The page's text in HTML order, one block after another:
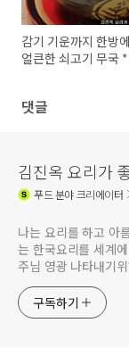
감기 기운까지 한방
얼큰한 쇠고기 무
댓글
김진옥 요리가
푸드분야 크리에이터
나는 요리를 하고 아
는 한국요리를 세계
주님 영광 나타내기
구독하기